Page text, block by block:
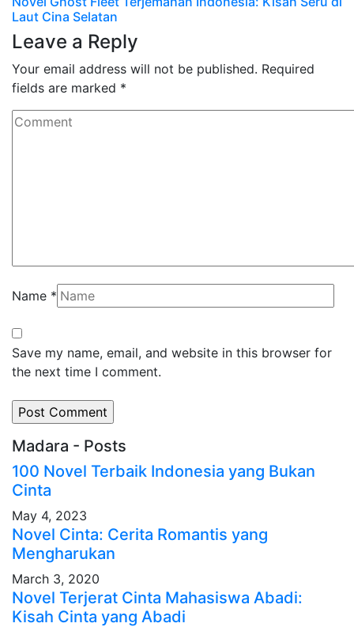
Laut Cina Selatan
Leave a Reply
Your email address will not be published. Required
fields are marked *
Name *
Save my name, email, and website in this browser for
the next time I comment.
Madara - Posts
100 Novel Terbaik Indonesia yang Bukan
Cinta
May 4, 2023
Novel Cinta: Cerita Romantis yang
Mengharukan
March 3, 2020
Novel Terjerat Cinta Mahasiswa Abadi:
Kisah Cinta yang Abadi